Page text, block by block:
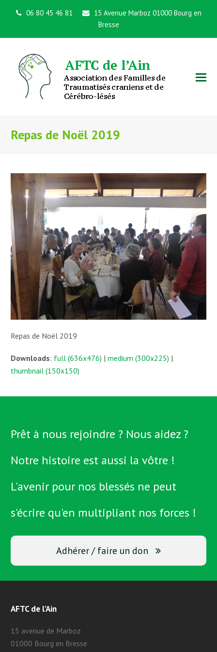
06 80 45 46 81
15 Avenue Marboz 01000 Bourg en
Bresse
Repas de Noël 2019
Repas de Noël 2019
Downloads: full (636x476) |medium (300x225) |
thumbnail (150x150)
Prêt à nous rejoindre ? Nous aidez ?
Notre histoire est aussi la vôtre !
L'avenir pour nos blessés ne peut
s'écrire qu'en multipliant nos forces !
Adhérer / faire un don
AFTC de l’Ain
15 avenue de Marboz
01000 Bourg en Bresse